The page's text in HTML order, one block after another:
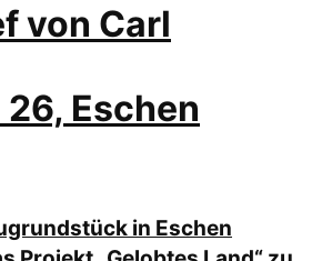
von Carl
Eschen
in Eschen